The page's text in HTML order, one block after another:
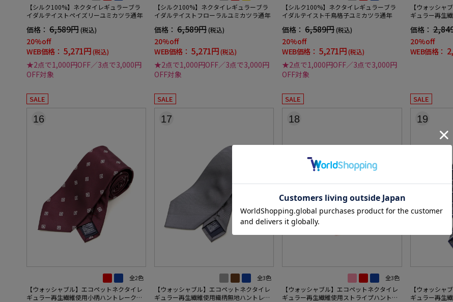
【シルク100%】ネクタイレギュラーブラ
イダルテイストペイズリーユミカツラ通年
価格： 6,589円(税込)
20%off
WEB価格： 5,271円(税込)
★2点で1,000円OFF／3点で3,000円
OFF対象
【シルク100%】ネクタイレギュラーブラ
イダルテイストフローラルユミカツラ通年
価格： 6,589円(税込)
20%off
WEB価格： 5,271円(税込)
★2点で1,000円OFF／3点で3,000円
OFF対象
【シルク100%】ネクタイレギュラーブラ
イダルテイスト千鳥格子ユミカツラ通年
価格： 6,589円(税込)
20%off
WEB価格： 5,271円(税込)
★2点で1,000円OFF／3点で3,000円
OFF対象
【ウォッシャ
ギュラー再生
価格：
20%off
WEB価格：
SALE
16
全2色
【ウォッシャブル】エコペットネクタイレ
ギュラー再生繊維使用小柄ハントレークラ
SALE
17
全3色
【ウォッシャブル】エコペットネクタイレ
ギュラー再生繊維使用織柄無地ハントレー
SALE
18
全3色
【ウォッシャブル】エコペットネクタイレ
ギュラー再生繊維使用ストライプハントレ
SALE
19
【ウォッシャ
ギュラー再生